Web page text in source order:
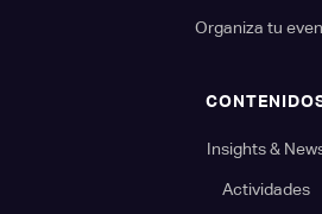
Organiza tu
Insights &
Actividades